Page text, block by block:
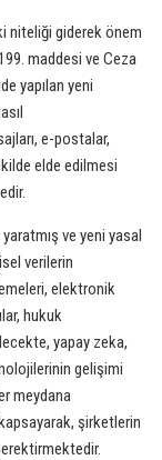
niteliği giderek önem
maddesi ve Ceza
yapılan yeni
e-postalar,
elde edilmesi
ve yeni yasal
verilerin
elektronik
hukuk
yapay zeka,
gelişimi
meydana
şirketlerin